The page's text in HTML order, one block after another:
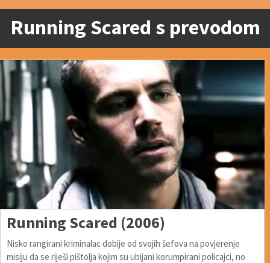
Running Scared s prevodom
Running Scared (2006)
Nisko rangirani kriminalac dobije od svojih šefova na povjerenje
misiju da se riješi pištolja kojim su ubijani korumpirani policajci, no